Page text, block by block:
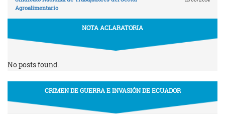
Agroalimentario
NOTA ACLARATORIA
No posts found.
CRIMEN DE GUERRA E INVASIÓN DE ECUADOR